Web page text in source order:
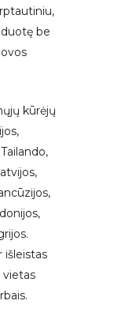
be
kūrėjų
išleistas
vietas